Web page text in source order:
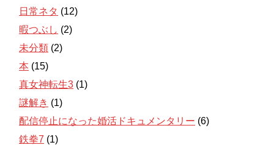
日常ネタ (12)
暇つぶし (2)
未分類 (2)
本 (15)
真女神転生3 (1)
謎解き (1)
配信停止になった婚活ドキュメンタリー (6)
鉄拳7 (1)